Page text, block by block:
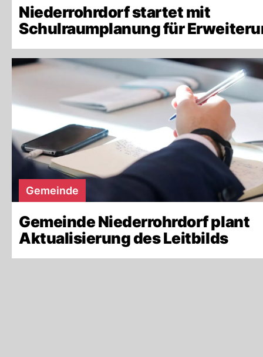
Niederrohrdorf startet mit
Schulraumplanung für
Gemeinde
Gemeinde Niederrohrdorf plant
Aktualisierung des Leitbilds